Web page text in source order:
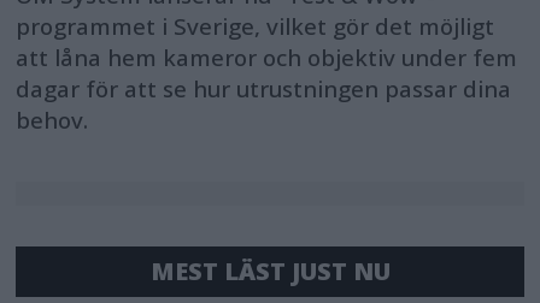
programmet i Sverige, vilket gör det möjligt
att låna hem kameror och objektiv under fem
dagar för att se hur utrustningen passar dina
behov.
MEST LÄST JUST NU